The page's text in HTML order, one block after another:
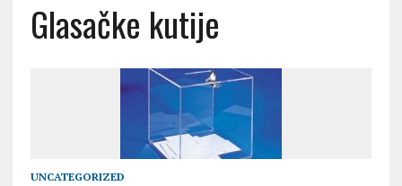
Glasačke kutije
UNCATEGORIZED